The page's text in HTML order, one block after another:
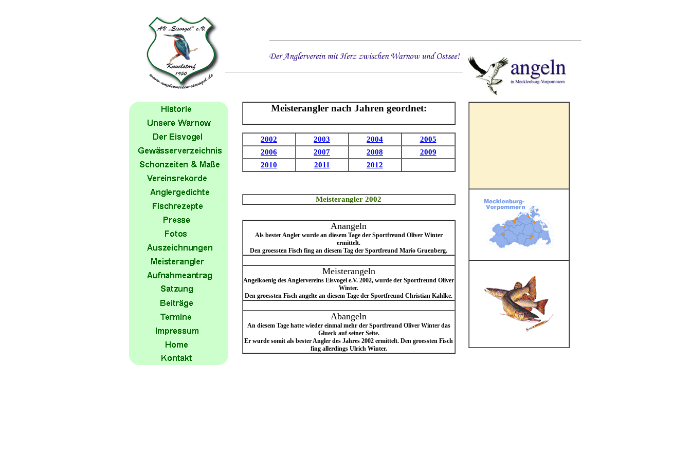
Meisterangler nach Jahren geordnet:
2002 2003 2004
2005
2006
2007 2008
2009
2010
2011 2012
Meisterangler 2002
Anangeln
Als bester Angler wurde an diesem Tage der Sportfreund Oliver Winter
ermittelt.
Den groessten Fisch fing an diesem Tag der Sportfreund Mario Gruenberg.
Meisterangeln
Angelkoenig des Anglervereins Eisvogel e.V. 2002, wurde der Sportfreund Oliver
Winter.
Den groessten Fisch angelte an diesem Tage der Sportfreund Christian Kahlke.
Abangeln
An diesem Tage hatte wieder einmal mehr der Sportfreund Oliver Winter das
Glueck auf seiner Seite.
Er wurde somit als bester Angler des Jahres 2002 ermittelt. Den groessten Fisch
fing allerdings Ulrich Winter.